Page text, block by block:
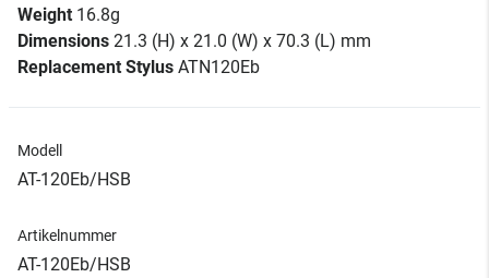
Weight 16.8g
Dimensions 21.3 (H) x 21.0 (W) x 70.3 (L) mm
Replacement Stylus ATN120Eb
Modell
AT-120Eb/HSB
Artikelnummer
AT-120Eb/HSB